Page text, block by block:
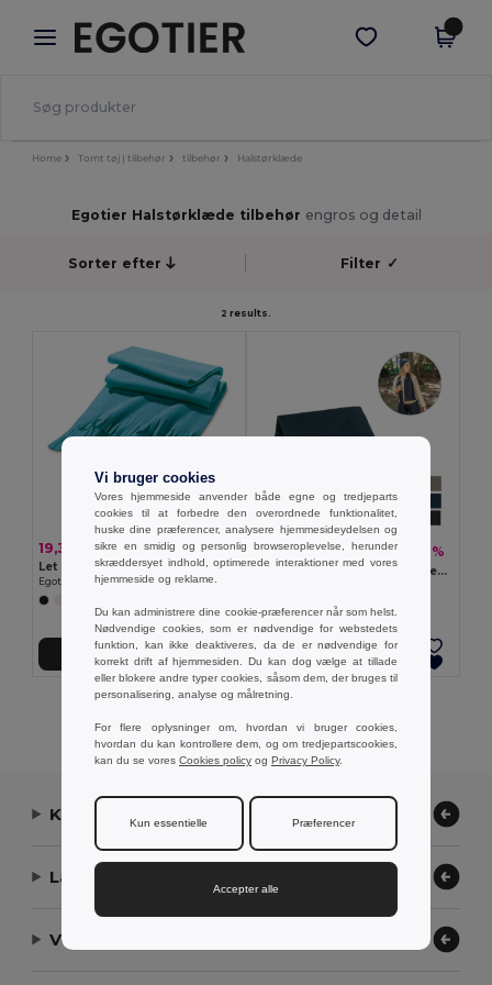
× Egotier-app
Bedre priser i appen!
Hent app
Home Tomt tøj | tilbehør tilbehør Halstørklæde
Egotier Halstørklæde tilbehør engros og detail
Sorter efter Filter ✓
2 results.
19,35 kr
Let og praktisk halstørklæde af fleece (200 g/m²)
Egotier 99011
54,78 kr67,51 kr -19%
Tørklæde i genanvendt polyester (100% rPET) med en label til logo
Kontakt os
Lad os hjælpe
Vores virksomhed
Vi bruger cookies
Vores hjemmeside anvender både egne og tredjeparts
cookies til at forbedre den overordnede funktionalitet,
huske dine præferencer, analysere hjemmesideydelsen og
sikre en smidig og personlig browseroplevelse, herunder
skræddersyet indhold, optimerede interaktioner med vores
hjemmeside og reklame.
Du kan administrere dine cookie-præferencer når som helst.
Nødvendige cookies, som er nødvendige for webstedets
funktion, kan ikke deaktiveres, da de er nødvendige for
korrekt drift af hjemmesiden. Du kan dog vælge at tillade
eller blokere andre typer cookies, såsom dem, der bruges til
personalisering, analyse og målretning.
For flere oplysninger om, hvordan vi bruger cookies,
hvordan du kan kontrollere dem, og om tredjepartscookies,
kan du se vores Cookies policy og Privacy Policy.
Kun essentielle Præferencer
Accepter alle